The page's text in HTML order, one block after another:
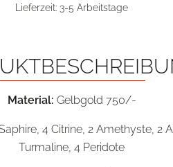
Lieferzeit: 3-5 Arbeitstage
Material: Gelbgold 750/-
4 Citrine, 2 Amethyste, 2
Turmaline, 4 Peridote